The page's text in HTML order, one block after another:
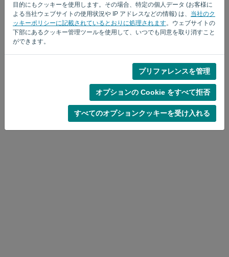
目的にもクッキーを使用します。その場合、特定の個人データ (お客様に
よる当社ウェブサイトの使用状況や IP アドレスなどの情報) は、 当社のク
ッキーポリシーに記載されているとおりに処理されます。ウェブサイトの
下部にあるクッキー管理ツールを使用して、いつでも同意を取り消すこと
ができます。
プリファレンスを管理
オプションの Cookie をすべて拒否
すべてのオプションクッキーを受け入れる